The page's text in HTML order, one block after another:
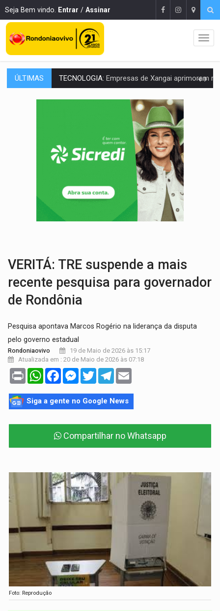
Seja Bem vindo. Entrar / Assinar
ÚLTIMAS PROTEGE A TERRA:China descobre como explodir asteroide com bomba
VÍDEO:Motociclista morre após bater na traseira de
Essa receita com frango virou o meu
EMPREENDEDORISMO: 7 negócios que podem começar com pouco dinheiro e
GIGANTE DA AMÉRICA: Brasil reúne dimensão continental e posição
10 dicas importantes para quem quer
VARCENA:Cientistas descobrem nova espécie de rã em florestas
BARGANHA: Vai comprar celular usado? Veja como consultar o
VERITÁ: TRE suspende a mais
recente pesquisa para governador
de Rondônia
Pesquisa apontava Marcos Rogério na liderança da disputa
pelo governo estadual
Rondoniaovivo
19 de Maio de 2026 às 15:17
Atualizada em : 20 de Maio de 2026 às 07:18
Print WhatsAppFacebookMessenger
TwitterTelegram
Siga a gente no Google News
Compartilhar no Whatsapp
Foto: Reprodução